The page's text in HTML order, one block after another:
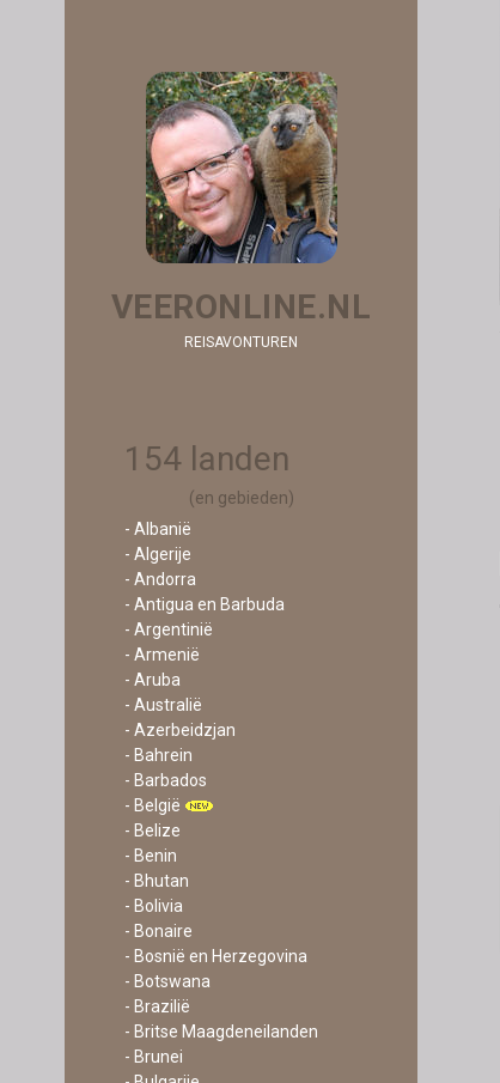
VEERONLINE.NL
REISAVONTUREN
154 landen
(en gebieden)
- Albanië
- Algerije
- Andorra
- Antigua en Barbuda
- Argentinië
- Armenië
- Aruba
- Australië
- Azerbeidzjan
- Bahrein
- Barbados
- België
- Belize
- Benin
- Bhutan
- Bolivia
- Bonaire
- Bosnië en Herzegovina
- Botswana
- Brazilië
- Britse Maagdeneilanden
- Brunei